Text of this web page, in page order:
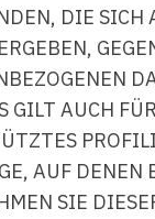
DIE SICH
GILT AUCH
AUF DENEN
SIE